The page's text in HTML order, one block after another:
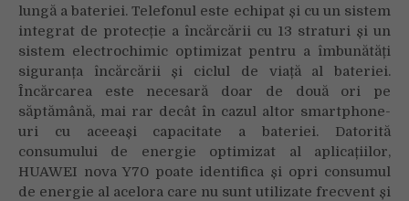
lungă a bateriei. Telefonul este echipat și cu un sistem
integrat de protecție a încărcării cu 13 straturi și un
sistem electrochimic optimizat pentru a îmbunătăți
siguranța încărcării și ciclul de viață al bateriei.
Încărcarea este necesară doar de două ori pe
săptămână, mai rar decât în cazul altor smartphone-
uri cu aceeași capacitate a bateriei. Datorită
consumului de energie optimizat al aplicațiilor,
HUAWEI nova Y70 poate identifica și opri consumul
de energie al acelora care nu sunt utilizate frecvent și